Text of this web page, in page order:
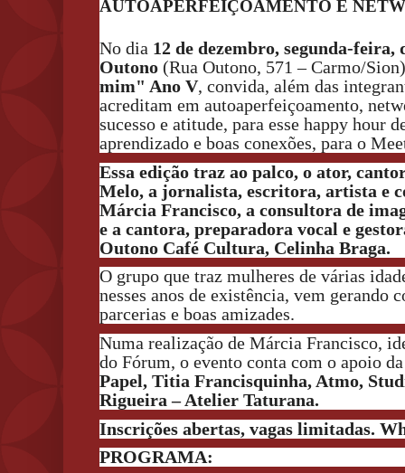
AUTOAPERFEIÇOAMENTO E
No dia 12 de dezembro, segunda-feira,
Outono (Rua Outono, 571 – Carmo/
mim" Ano V, convida, além das
acreditam em autoaperfeiçoamento,
sucesso e atitude, para esse happy hour
aprendizado e boas conexões, para o
Essa edição traz ao palco, o ator,
Melo, a jornalista, escritora, artista e
Márcia Francisco, a consultora de
e a cantora, preparadora vocal e
Outono Café Cultura, Celinha Braga.
O grupo que traz mulheres de várias
nesses anos de existência, vem gerando
parcerias e boas amizades.
Numa realização de Márcia Francisco,
do Fórum, o evento conta com o apoio
Papel, Titia Francisquinha, Atmo,
Rigueira – Atelier Taturana.
Inscrições abertas, vagas limitadas.
PROGRAMA: